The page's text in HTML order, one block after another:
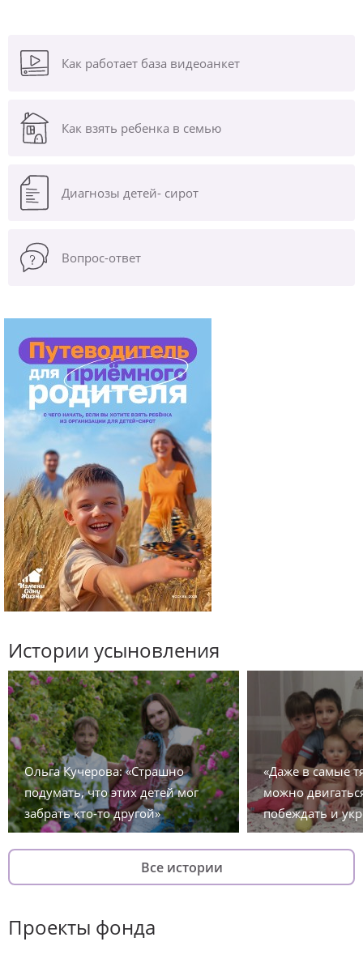
Как работает база видеоанкет
Как взять ребенка в семью
Диагнозы детей- сирот
Вопрос-ответ
Истории усыновления
Ольга Кучерова: «Страшно
подумать, что этих детей мог
забрать кто-то другой»
«Даже в самые
можно
побеждать и
Все истории
Проекты фонда